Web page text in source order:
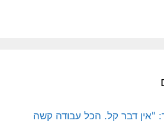
"אין דבר קל. הכל עבודה קשה